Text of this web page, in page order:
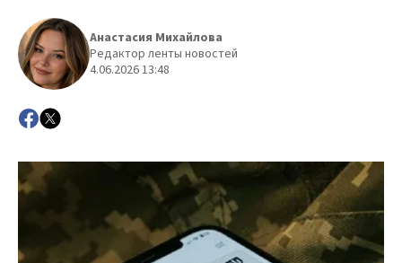
Анастасия Михайлова
Редактор ленты новостей
4.06.2026 13:48